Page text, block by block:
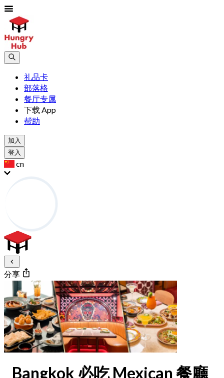
礼品卡
部落格
餐厅专属
下载 App
帮助
加入
登入
cn
分享
Bangkok 必吃 Mexican 餐廳